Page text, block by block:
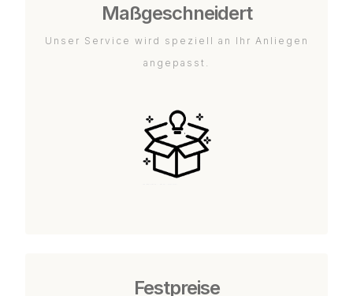
Maßgeschneidert
Unser Service wird speziell an Ihr Anliegen
angepasst.
Festpreise